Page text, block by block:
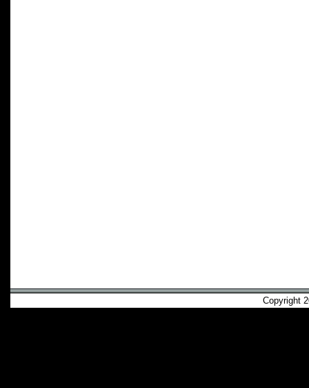
Copyright